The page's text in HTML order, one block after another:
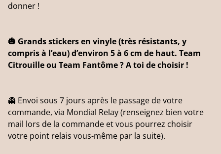
donner !
🎃 Grands stickers en vinyle (très résistants, y
compris à l’eau) d’environ 5 à 6 cm de haut. Team
Citrouille ou Team Fantôme ? A toi de choisir !
👻 Envoi sous 7 jours après le passage de votre
commande, via Mondial Relay (renseignez bien votre
mail lors de la commande et vous pourrez choisir
votre point relais vous-même par la suite).